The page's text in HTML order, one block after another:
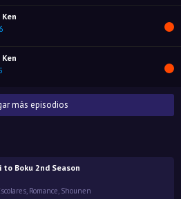
más episodios
Boku 2nd Season
, Romance, Shounen